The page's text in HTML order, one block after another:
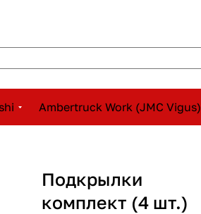
Ambertruck Work (JMC Vigus)
Подкрылки
комплект (4 шт.)